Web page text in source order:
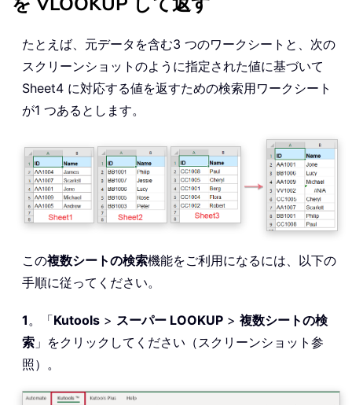
たとえば、元データを含む3 つのワークシートと、次の
スクリーンショットのように指定された値に基づいて
Sheet4 に対応する値を返すための検索用ワークシート
が1 つあるとします。
この複数シートの検索機能をご利用になるには、以下の
手順に従ってください。
1。「Kutools > スーパー LOOKUP > 複数シートの検
索 」をクリックしてください（スクリーンショット参
照）。